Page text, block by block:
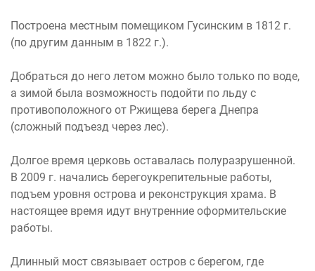
Построена местным помещиком Гусинским в 1812 г.
(по другим данным в 1822 г.).
Добраться до него летом можно было только по воде,
а зимой была возможность подойти по льду с
противоположного от Ржищева берега Днепра
(сложный подъезд через лес).
Долгое время церковь оставалась полуразрушенной.
В 2009 г. начались берегоукрепительные работы,
подъем уровня острова и реконструкция храма. В
настоящее время идут внутренние оформительские
работы.
Длинный мост связывает остров с берегом, где